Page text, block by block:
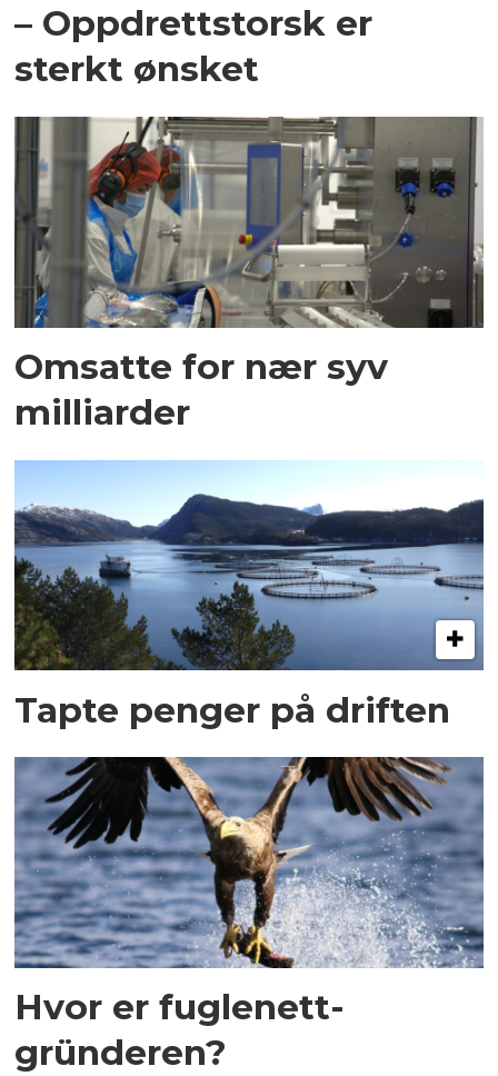
– Oppdrettstorsk er
sterkt ønsket
Omsatte for nær syv
milliarder
Tapte penger på driften
Hvor er fuglenett-
gründeren?